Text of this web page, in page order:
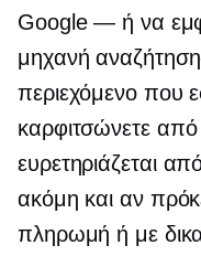
Google — ή να
μηχανή
περιεχόμενο που
καρφιτσώνετε
ευρετηριάζεται
ακόμη και αν
πληρωμή ή με